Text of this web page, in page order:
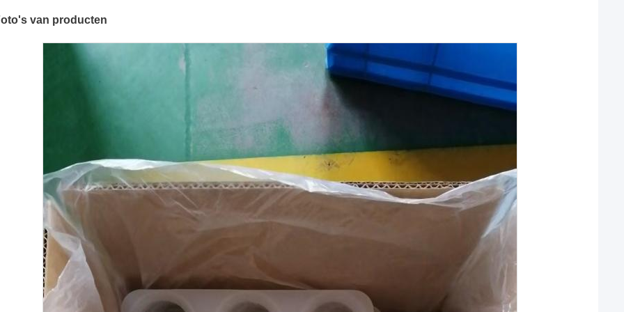
van producten